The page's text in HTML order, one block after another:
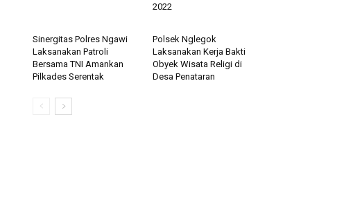
2022
Sinergitas Polres Ngawi
Laksanakan Patroli
Bersama TNI Amankan
Pilkades Serentak
Polsek Nglegok
Laksanakan Kerja Bakti
Obyek Wisata Religi di
Desa Penataran